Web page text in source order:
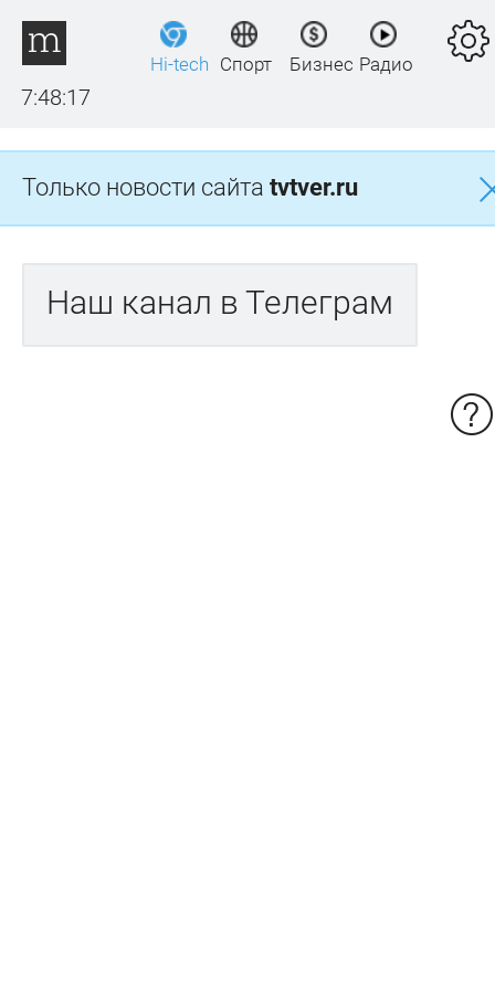
7:48:17
Hi-tech Спорт Бизнес Радио
Только новости сайта tvtver.ru
Наш канал в Телеграм